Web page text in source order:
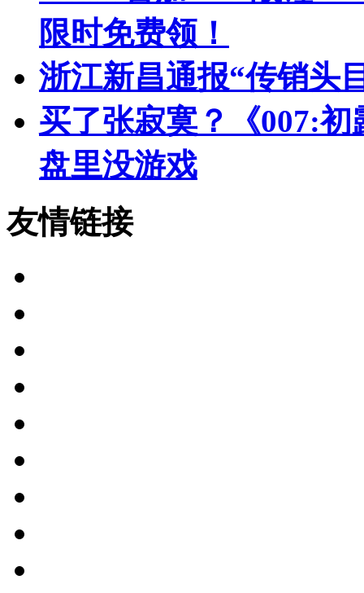
限时免费领！
浙江新昌通报“传销头
买了张寂寞？《007:
盘里没游戏
友情链接